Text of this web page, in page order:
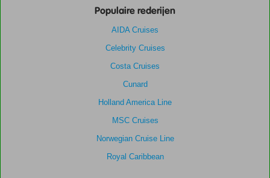
Populaire rederijen
AIDA Cruises
Celebrity Cruises
Costa Cruises
Cunard
Holland America Line
MSC Cruises
Norwegian Cruise Line
Royal Caribbean